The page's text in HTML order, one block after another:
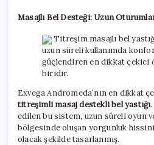
Masajlı Bel Desteği: Uzun
Titreşim masajlı bel
uzun süreli kullanımda
güçlendiren en dikkat çekici
biridir.
Exvega Andromeda’nın en dikkat
titreşimli masaj destekli bel yastığı
edilen bu sistem, uzun süreli oyun
bölgesinde oluşan yorgunluk
olacak şekilde tasarlanmış.